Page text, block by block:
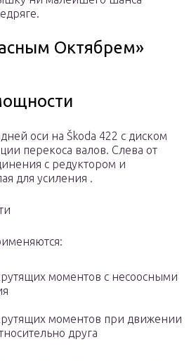
Октябрем»
оси на Škoda 422 с диском
перекоса валов. Слева от
с редуктором и
для усиления .
моментов с несоосными
моментов при движении
друга